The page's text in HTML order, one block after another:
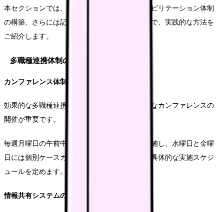
本セクションでは、多職種連携の強化からリハビリテーション体制
の構築、さらには記録・評価システムの整備まで、実践的な方法を
ご紹介します。
多職種連携体制の強化
カンファレンス体制の確立
効果的な多職種連携を実現するために、定期的なカンファレンスの
開催が重要です。
毎週月曜日の午前中に全体カンファレンスを実施し、水曜日と金曜
日には個別ケースカンファレンスを行うなど、具体的な実施スケジ
ュールを定めます。
情報共有システムの構築